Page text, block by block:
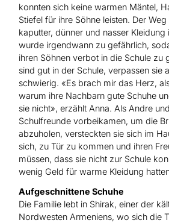
konnten sich keine warmen Mäntel,
Stiefel für ihre Söhne leisten. Der
kaputter, dünner und nasser Kleidung
wurde irgendwann zu gefährlich,
ihren Söhnen verbot in die Schule zu
sind gut in der Schule, verpassen sie
schwierig. «Es brach mir das Herz,
warum ihre Nachbarn gute Schuhe
sie nicht», erzählt Anna. Als Andre
Schulfreunde vorbeikamen, um die
abzuholen, versteckten sie sich im
sich, zu Tür zu kommen und ihren
müssen, dass sie nicht zur Schule
wenig Geld für warme Kleidung
Aufgeschnittene Schuhe
Die Familie lebt in Shirak, einer der
Nordwesten Armeniens, wo sich die